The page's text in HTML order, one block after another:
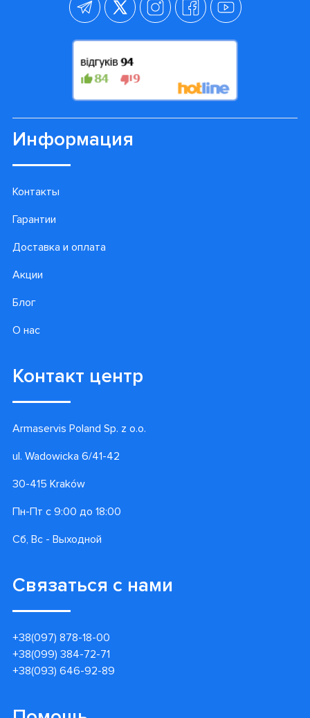
Информация
Контакты
Гарантии
Доставка и оплата
Акции
Блог
О нас
Контакт центр
Armaservis Poland Sp. z o.o.
ul. Wadowicka 6/41-42
30-415 Kraków
Пн-Пт с 9:00 до 18:00
Сб, Вс - Выходной
Связаться с нами
+38(097) 878-18-00
+38(099) 384-72-71
+38(093) 646-92-89